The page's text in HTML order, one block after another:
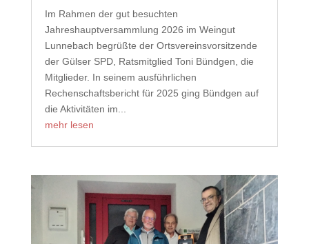
Im Rahmen der gut besuchten
Jahreshauptversammlung 2026 im Weingut
Lunnebach begrüßte der Ortsvereinsvorsitzende
der Gülser SPD, Ratsmitglied Toni Bündgen, die
Mitglieder. In seinem ausführlichen
Rechenschaftsbericht für 2025 ging Bündgen auf
die Aktivitäten im...
mehr lesen